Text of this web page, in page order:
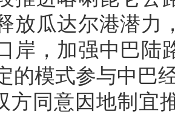
放瓜达尔港潜力
岸，加强中巴陆
的模式参与中巴
方同意因地制宜